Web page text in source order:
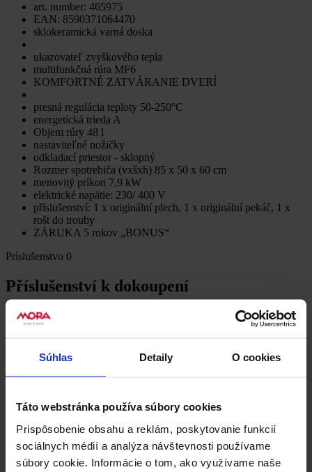
Súhlas Detaily O cookies
Táto webstránka používa súbory cookies
Prispôsobenie obsahu a reklám, poskytovanie funkcií
sociálnych médií a analýza návštevnosti používame
súbory cookie. Informácie o tom, ako využívame naše
art. number: 465975
EAN: 8590371064470
sklokeramická varná doska
ukazovateľ zvyškového tepla
multifunkčná rúra MF6
KOMFORTNÉ ZATVÁRANIE DVERÍ
presná regulácia teploty 50-250°C
energetická trieda A
Objem rúry 48 l
nastaviteľné nožičky
odkladací priestor - sklopný
Rozmer spotrebiča (vxšxh) 85 x 50 x 60 cm
menovitý príkon 7,9 kW
elektrické napätie: 230/ 400 V
příslušenství: 1 x originální plech, 1 x originální pekáč, 1 x
rošt do trouby
ZÁRUKA 5 rokov „BONUS“
Príslušenstvo 0
Příslušenství k dokoupení
K produktu CS 607 MWL není žádné příslušenství k dokoupení.
Dokumenty k stiahnutiu
Produktový list
Recenzie0
Buďte první, kdo produkt CS 607 MWL ohodnotí.
Napsat uživatelskou recenzi